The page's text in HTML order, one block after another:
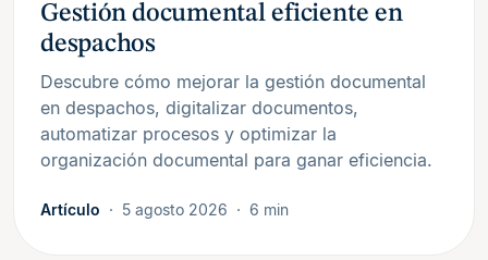
Gestión documental eficiente en
despachos
Descubre cómo mejorar la gestión documental
en despachos, digitalizar documentos,
automatizar procesos y optimizar la
organización documental para ganar eficiencia.
Artículo 5 agosto 2026 6 min